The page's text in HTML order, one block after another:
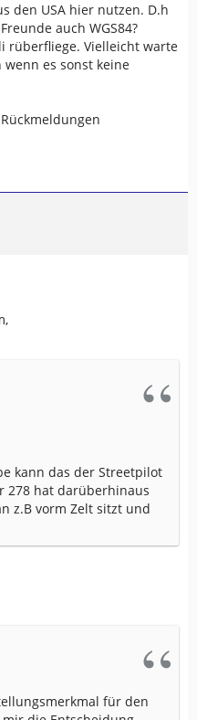
den USA hier nutzen. D.h
auch WGS84?
rüberfliege. Vielleicht warte
es sonst keine
kann das der Streetpilot
278 hat darüberhinaus
z.B vorm Zelt sitzt und
für den